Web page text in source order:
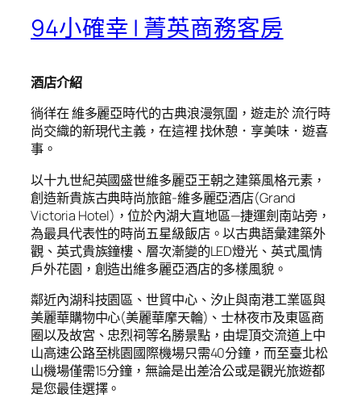
94小確幸 | 菁英商務客房
酒店介紹
徜徉在 維多麗亞時代的古典浪漫氛圍，遊走於 流行時
尚交織的新現代主義，在這裡 找休憩．享美味．遊喜
事。
以十九世紀英國盛世維多麗亞王朝之建築風格元素，
創造新貴族古典時尚旅館-維多麗亞酒店(Grand
Victoria Hotel)，位於內湖大直地區—捷運劍南站旁，
為最具代表性的時尚五星級飯店。以古典語彙建築外
觀、英式貴族鐘樓、層次漸變的LED燈光、英式風情
戶外花園，創造出維多麗亞酒店的多樣風貌。
鄰近內湖科技園區、世貿中心、汐止與南港工業區與
美麗華購物中心(美麗華摩天輪)、士林夜市及東區商
圈以及故宮、忠烈祠等名勝景點，由堤頂交流道上中
山高速公路至桃園國際機場只需40分鐘，而至臺北松
山機場僅需15分鐘，無論是出差洽公或是觀光旅遊都
是您最佳選擇。